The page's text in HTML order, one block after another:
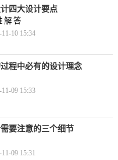
解答
四大设计要点
10 15:34
程中必有的设计理念
09 15:33
要注意的三个细节
09 15:31